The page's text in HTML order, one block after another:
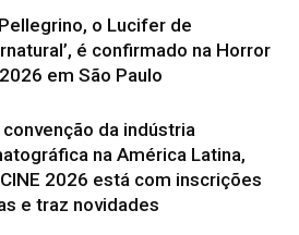
o Lucifer de
é confirmado na Horror
em São Paulo
convenção da indústria
na América Latina,
2026 está com inscrições
e traz novidades